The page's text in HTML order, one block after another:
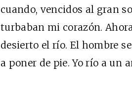
cuando, vencidos al gran
turbaban mi corazón.
desierto el río. El hombre
a poner de pie. Yo río a un